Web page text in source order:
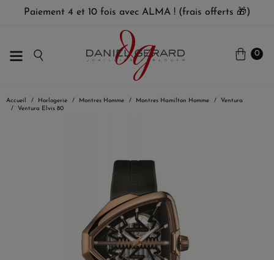
Paiement 4 et 10 fois avec ALMA ! (frais offerts 🎁)
0
Accueil Horlogerie Montres Homme Montres Hamilton Homme
Ventura
Ventura Elvis 80